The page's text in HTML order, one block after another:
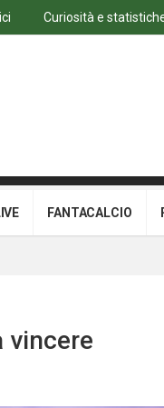
Curiosità e
FANTACALCIO
vincere